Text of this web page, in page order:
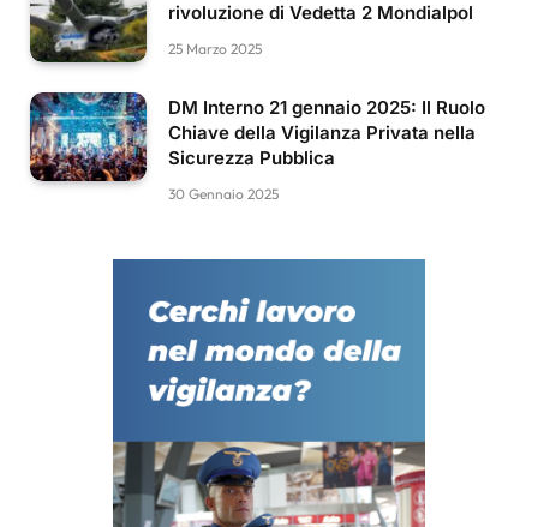
rivoluzione di Vedetta 2 Mondialpol
25 Marzo 2025
DM Interno 21 gennaio 2025: Il Ruolo
Chiave della Vigilanza Privata nella
Sicurezza Pubblica
30 Gennaio 2025